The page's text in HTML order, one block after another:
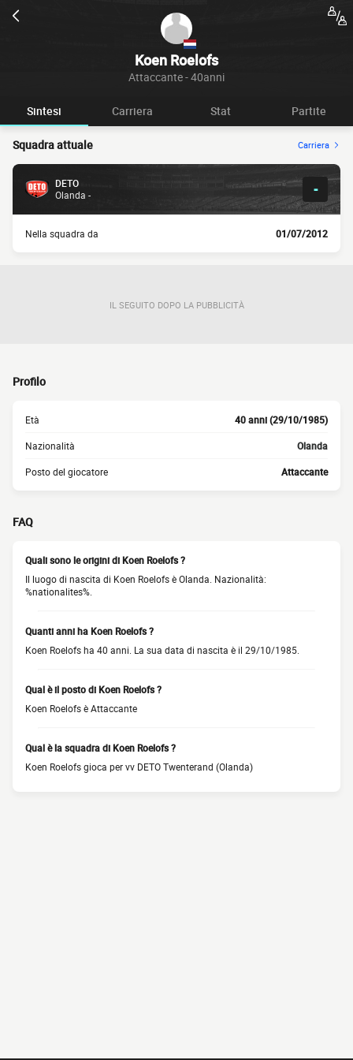
Koen Roelofs
Attaccante - 40anni
Sintesi Carriera Stat Partite
Squadra attuale Carriera
DETO
Olanda -
-
Nella squadra da 01/07/2012
IL SEGUITO DOPO LA PUBBLICITÀ
Profilo
Età 40 anni (29/10/1985)
Nazionalità Olanda
Posto del giocatore Attaccante
FAQ
Quali sono le origini di Koen Roelofs ?
Il luogo di nascita di Koen Roelofs è Olanda. Nazionalità:
%nationalites%.
Quanti anni ha Koen Roelofs ?
Koen Roelofs ha 40 anni. La sua data di nascita è il 29/10/1985.
Qual è il posto di Koen Roelofs ?
Koen Roelofs è Attaccante
Qual è la squadra di Koen Roelofs ?
Koen Roelofs gioca per vv DETO Twenterand (Olanda)